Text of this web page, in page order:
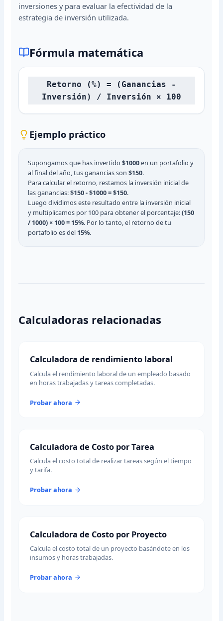
inversiones y para evaluar la efectividad de la
estrategia de inversión utilizada.
Fórmula matemática
Retorno (%) = (Ganancias -
Inversión) / Inversión × 100
Ejemplo práctico
Supongamos que has invertido$1000en un portafolio y
al final del año, tus ganancias son$150.
Para calcular el retorno, restamos la inversión inicial de
las ganancias:$150 - $1000 = $150.
Luego dividimos este resultado entre la inversión inicial
y multiplicamos por 100 para obtener el porcentaje:(150
/ 1000) × 100 = 15%. Por lo tanto, el retorno de tu
portafolio es del 15%.
Calculadoras relacionadas
Calculadora de rendimiento laboral
Calcula el rendimiento laboral de un empleado basado
en horas trabajadas y tareas completadas.
Probar ahora
Calculadora de Costo por Tarea
Calcula el costo total de realizar tareas según el tiempo
y tarifa.
Probar ahora
Calculadora de Costo por Proyecto
Calcula el costo total de un proyecto basándote en los
insumos y horas trabajadas.
Probar ahora